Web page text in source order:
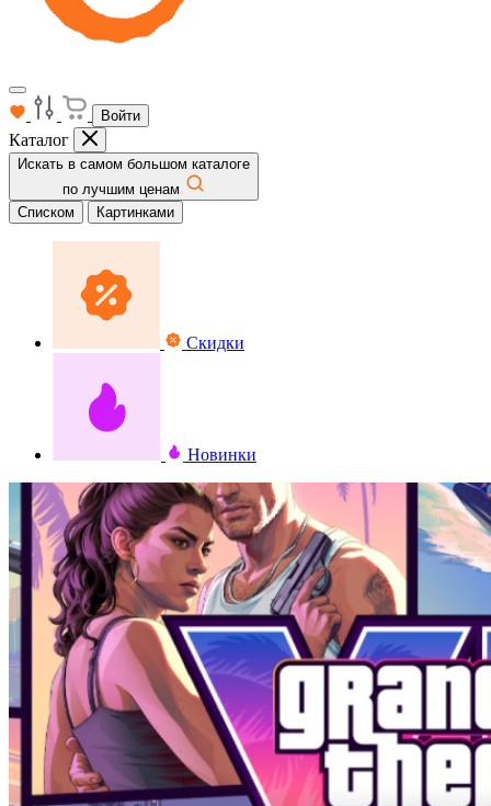
Войти
Каталог
Искать в самом большом каталоге
по лучшим ценам
Списком
Картинками
Скидки
Новинки